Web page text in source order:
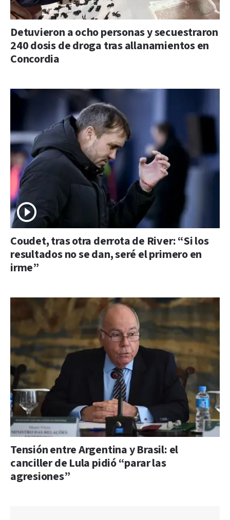
Detuvieron a ocho personas y secuestraron
240 dosis de droga tras allanamientos en
Concordia
Coudet, tras otra derrota de River: “Si los
resultados no se dan, seré el primero en
irme”
Tensión entre Argentina y Brasil: el
canciller de Lula pidió “parar las
agresiones”